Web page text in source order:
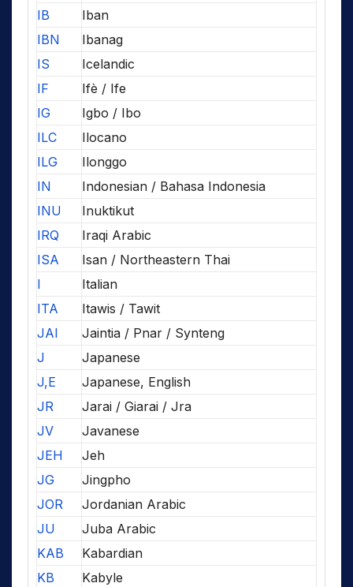
IB
Iban
IBN
Ibanag
IS
Icelandic
IF
Ifè / Ife
IG
Igbo / Ibo
ILC
Ilocano
ILG
Ilonggo
IN
Indonesian / Bahasa Indonesia
INU
Inuktikut
IRQ
Iraqi Arabic
ISA
Isan / Northeastern Thai
I
Italian
ITA
Itawis / Tawit
JAI
Jaintia / Pnar / Synteng
J
Japanese
J,E
Japanese, English
JR
Jarai / Giarai / Jra
JV
Javanese
JEH
Jeh
JG
Jingpho
JOR
Jordanian Arabic
JU
Juba Arabic
KAB
Kabardian
KB
Kabyle